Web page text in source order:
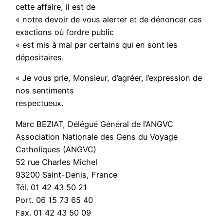
cette affaire, il est de
« notre devoir de vous alerter et de dénoncer ces
exactions où l’ordre public
« est mis à mal par certains qui en sont les
dépositaires.
« Je vous prie, Monsieur, d’agréer, l’expression de
nos sentiments
respectueux.
Marc BEZIAT, Délégué Général de l’ANGVC
Association Nationale des Gens du Voyage
Catholiques (ANGVC)
52 rue Charles Michel
93200 Saint-Denis, France
Tél. 01 42 43 50 21
Port. 06 15 73 65 40
Fax. 01 42 43 50 09